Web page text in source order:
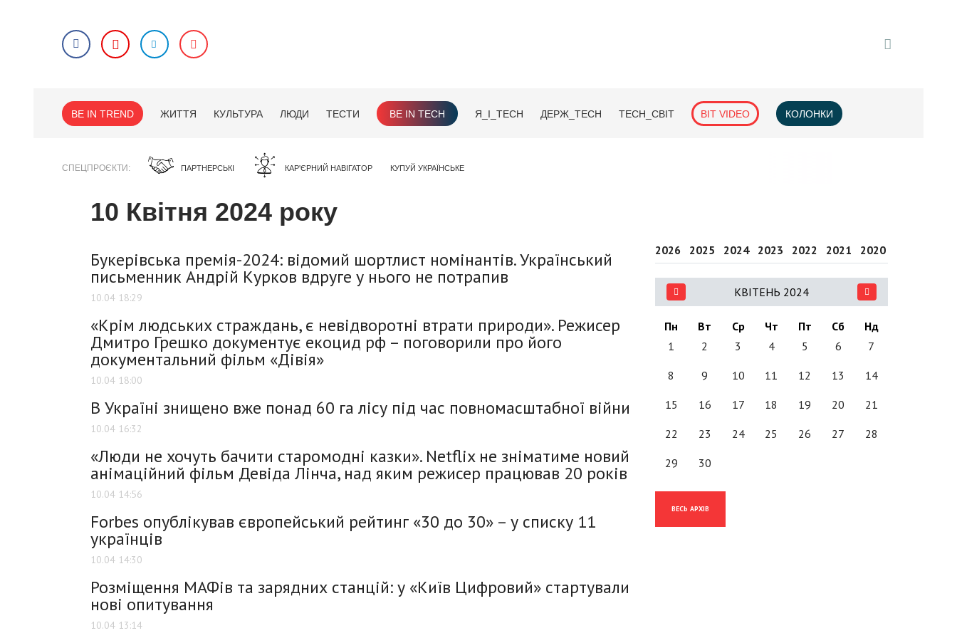
BE IN TREND ЖИТТЯ КУЛЬТУРА ЛЮДИ ТЕСТИ BE IN TECH Я_І_TECH ДЕРЖ_TECH TECH_СВІТ BIT VIDEO КОЛОНКИ
СПЕЦПРОЄКТИ ПАРТНЕРСЬКІ КАР'ЄРНИЙ НАВІГАТОР КУПУЙ УКРАЇНСЬКЕ
10 Квітня 2024 року
Букерівська премія-2024: відомий шортлист номінантів. Український
письменник Андрій Курков вдруге у нього не потрапив
10.04 18:29
«Крім людських страждань, є невідворотні втрати природи». Режисер
Дмитро Грешко документує екоцид рф – поговорили про його
документальний фільм «Дівія»
10.04 18:00
В Україні знищено вже понад 60 га лісу під час повномасштабної війни
10.04 16:32
«Люди не хочуть бачити старомодні казки». Netflix не зніматиме новий
анімаційний фільм Девіда Лінча, над яким режисер працював 20 років
10.04 14:56
Forbes опублікував європейський рейтинг «30 до 30» – у списку 11
українців
10.04 14:30
Розміщення МАФів та зарядних станцій: у «Київ Цифровий» стартували
нові опитування
10.04 13:14
2026 2025 2024 2023 2022 2021 2020
КВІТЕНЬ 2024
Пн Вт Ср Чт Пт Сб
Нд
1
2 3 4 5 6 7
8 9 10 11 12 13 14
15 16 17 18 19 20 21
22 23 24 25 26 27 28
29 30
ВЕСЬ АРХІВ